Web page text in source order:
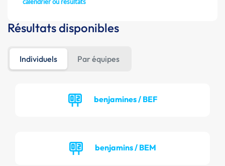
Résultats disponibles
Individuels Par équipes
benjamines / BEF
benjamins / BEM